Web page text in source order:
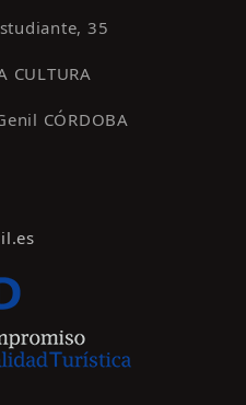
35
CULTURA
CÓRDOBA